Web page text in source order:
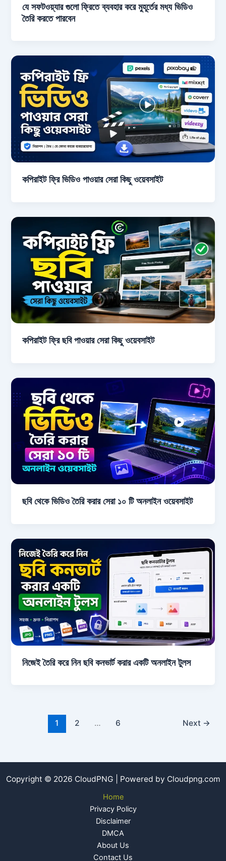
যে সফটওয়্যার গুলো ফ্রিতে ব্যবহার করে মুহূর্তের মধ্য ভিডিও
তৈরি করতে পারবেন
কপিরাইট ফ্রি ভিডিও পাওয়ার সেরা কিছু ওয়েবসাইট
কপিরাইট ফ্রি ছবি পাওয়ার সেরা কিছু ওয়েবসাইট
ছবি থেকে ভিডিও তৈরি করার সেরা ১০ টি অনলাইন ওয়েবসাইট
নিজেই তৈরি করে নিন ছবি কনভার্ট করার একটি অনলাইন টুলস
1 2 … 6 Next →
Copyright © 2026 CloudPNG | Powered by Cloudpng.com
Home
Privacy Policy
Disclaimer
DMCA
About Us
Contact Us